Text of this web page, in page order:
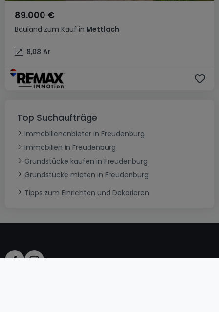
Bauland zum Kauf in Mettlach
89.000 €
8,08 Ar
Top Suchaufträge
Immobilienanbieter in Freudenburg
Immobilien in Freudenburg
Grundstücke kaufen in Freudenburg
Grundstücke mieten in Freudenburg
Tipps zum Einrichten und Dekorieren